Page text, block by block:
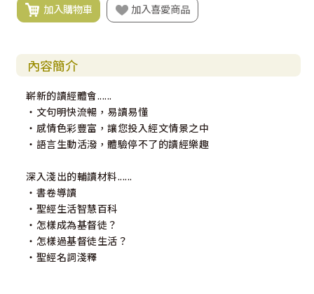
加入購物車 加入喜愛商品
內容簡介
嶄新的讀經體會......
‧文句明快流暢，易讀易懂
‧感情色彩豐富，讓您投入經文情景之中
‧語言生動活潑，體驗停不了的讀經樂趣
深入淺出的輔讀材料......
‧書卷導讀
‧聖經生活智慧百科
‧怎樣成為基督徒？
‧怎樣過基督徒生活？
‧聖經名詞淺釋